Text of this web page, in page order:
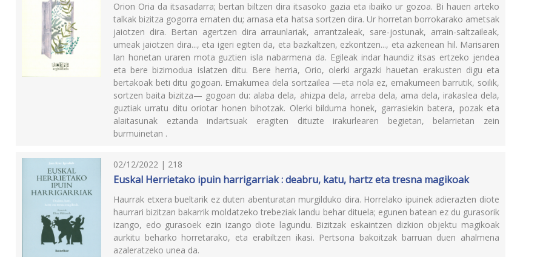
Orion Oria da itsasadarra; bertan biltzen dira itsasoko gazia eta ibaiko ur gozoa. Bi hauen arteko
talkak bizitza gogorra ematen du; arnasa eta hatsa sortzen dira. Ur horretan borrokarako ametsak
jaiotzen dira. Bertan agertzen dira arraunlariak, arrantzaleak, sare-jostunak, arrain-saltzaileak,
umeak jaiotzen dira..., eta igeri egiten da, eta bazkaltzen, ezkontzen..., eta azkenean hil. Marisaren
lan honetan uraren mota guztien isla nabarmena da. Egileak indar haundiz itsas ertzeko jendea
eta bere bizimodua islatzen ditu. Bere herria, Orio, olerki argazki hauetan erakusten digu eta
bertakoak beti ditu gogoan. Emakumea dela sortzailea —eta nola ez, emakumeen barrutik, soilik,
sortzen baita bizitza— gogoan du: alaba dela, ahizpa dela, arreba dela, ama dela, irakaslea dela,
guztiak urratu ditu oriotar honen bihotzak. Olerki bilduma honek, garrasiekin batera, pozak eta
alaitasunak eztanda indartsuak eragiten dituzte irakurlearen begietan, belarrietan zein
burmuinetan .
02/12/2022 | 218
Euskal Herrietako ipuin harrigarriak : deabru, katu, hartz eta tresna magikoak
Haurrak etxera bueltarik ez duten abenturatan murgilduko dira. Horrelako ipuinek adierazten diote
haurrari bizitzan bakarrik moldatzeko trebeziak landu behar dituela; egunen batean ez du gurasorik
izango, edo gurasoek ezin izango diote lagundu. Bizitzak eskaintzen dizkion objektu magikoak
aurkitu beharko horretarako, eta erabiltzen ikasi. Pertsona bakoitzak barruan duen ahalmena
azaleratzeko unea da.